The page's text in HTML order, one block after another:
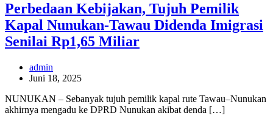
Perbedaan Kebijakan, Tujuh Pemilik
Kapal Nunukan-Tawau Didenda Imigrasi
Senilai Rp1,65 Miliar
admin
Juni 18, 2025
NUNUKAN – Sebanyak tujuh pemilik kapal rute Tawau–Nunukan
akhirnya mengadu ke DPRD Nunukan akibat denda […]